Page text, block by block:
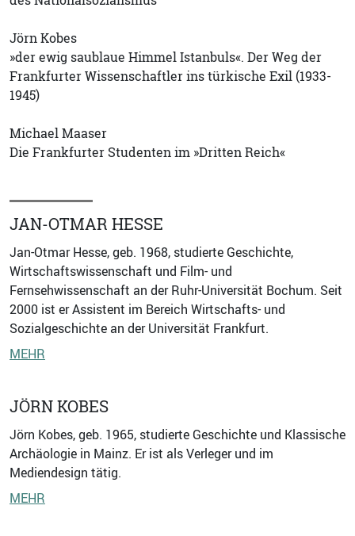
Jörn Kobes
»der ewig saublaue Himmel Istanbuls«. Der Weg der
Frankfurter Wissenschaftler ins türkische Exil (1933-
1945)
Michael Maaser
Die Frankfurter Studenten im »Dritten Reich«
JAN-OTMAR HESSE
Jan-Otmar Hesse, geb. 1968, studierte Geschichte,
Wirtschaftswissenschaft und Film- und
Fernsehwissenschaft an der Ruhr-Universität Bochum. Seit
2000 ist er Assistent im Bereich Wirtschafts- und
Sozialgeschichte an der Universität Frankfurt.
MEHR
JÖRN KOBES
Jörn Kobes, geb. 1965, studierte Geschichte und Klassische
Archäologie in Mainz. Er ist als Verleger und im
Mediendesign tätig.
MEHR